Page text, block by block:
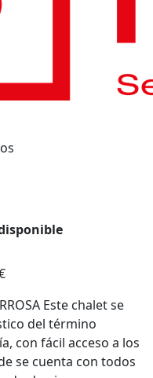
Este chalet se
del término
con fácil acceso a los
se cuenta con todos